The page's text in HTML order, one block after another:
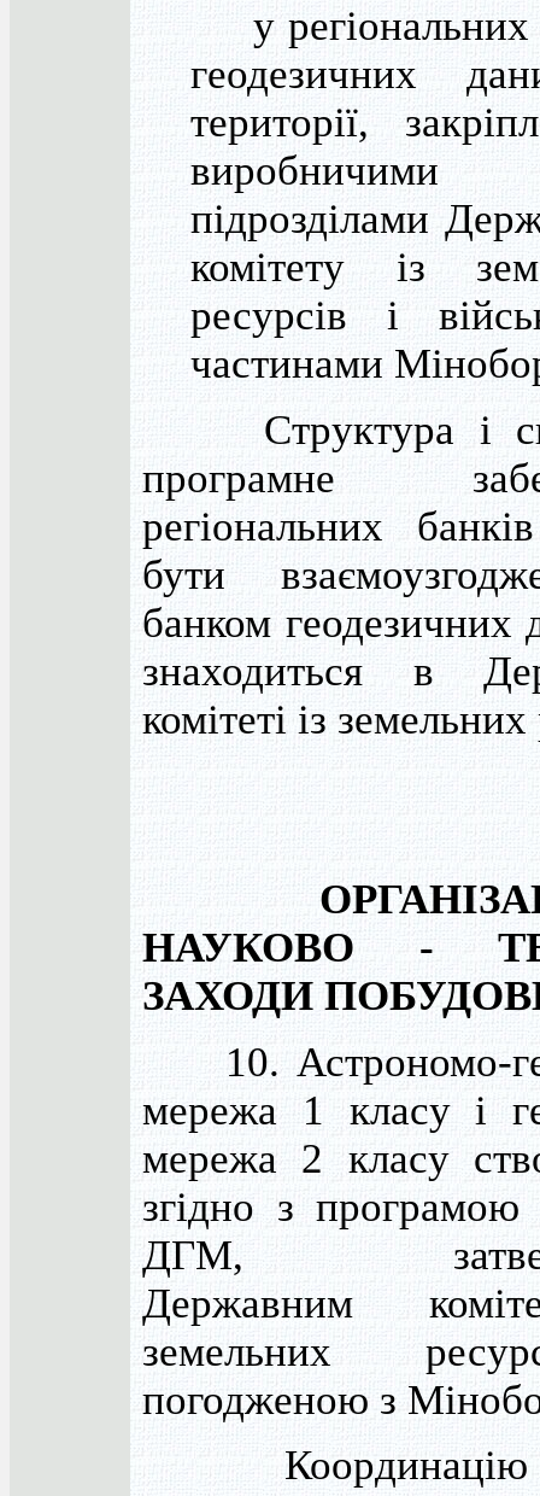
у регіональних
геодезичних
території,
виробничими
підрозділами
комітету із
ресурсів і
частинами
Структура і
програмне
регіональних
бути
банком
знаходиться в
комітеті із
НАУКОВО -
ЗАХОДИ
10. Астрономо-
мережа 1 класу і
мережа 2 класу
згідно з програмою
ДГМ,
Державним
земельних
погодженою з
Координацію